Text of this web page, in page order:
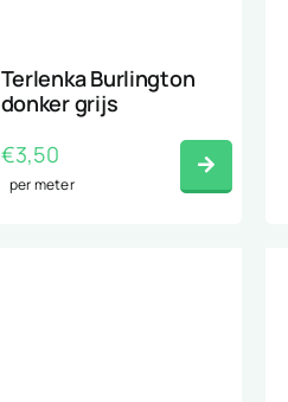
Terlenka Burlington
donker grijs
€3,50
per meter